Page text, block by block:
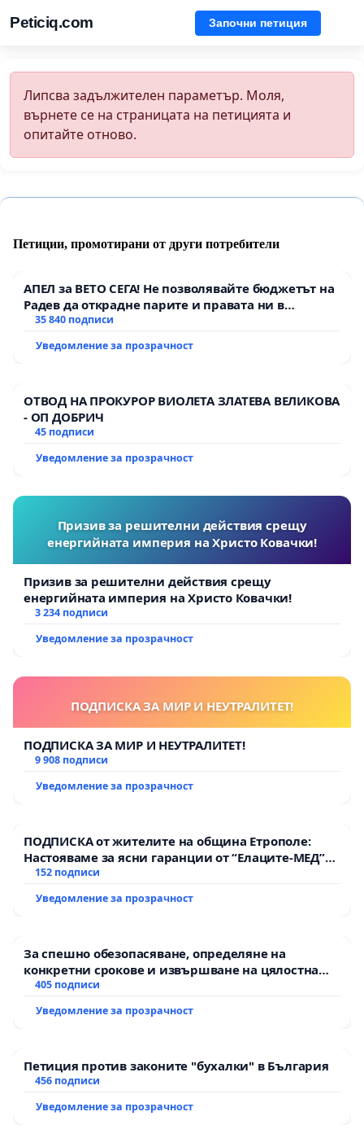
Peticiq.com Започни петиция
Липсва задължителен параметър. Моля,
върнете се на страницата на петицията и
опитайте отново.
Петиции, промотирани от други потребители
АПЕЛ за ВЕТО СЕГА! Не позволявайте бюджетът на
Радев да открадне парите и правата ни в
тъмното
35 840 подписи
Уведомление за прозрачност
ОТВОД НА ПРОКУРОР ВИОЛЕТА ЗЛАТЕВА ВЕЛИКОВА
- ОП ДОБРИЧ
45 подписи
Уведомление за прозрачност
Призив за решителни действия срещу
енергийната империя на Христо Ковачки!
Призив за решителни действия срещу
енергийната империя на Христо Ковачки!
3 234 подписи
Уведомление за прозрачност
ПОДПИСКА ЗА МИР И НЕУТРАЛИТЕТ!
ПОДПИСКА ЗА МИР И НЕУТРАЛИТЕТ!
9 908 подписи
Уведомление за прозрачност
ПОДПИСКА от жителите на община Етрополе:
Настояваме за ясни гаранции от “Елаците-МЕД”
АД и от държавата, че ще се изпълнят всички
152 подписи
Уведомление за прозрачност
За спешно обезопасяване, определяне на
конкретни срокове и извършване на цялостна
рехабилитация на републиканския път между
Мирово - к.к. Момин проход
405 подписи
Уведомление за прозрачност
Петиция против законите "бухалки" в България
456 подписи
Уведомление за прозрачност